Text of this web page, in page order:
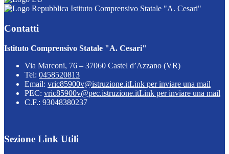
Istituto Comprensivo Statale "A. Cesari"
Contatti
Istituto Comprensivo Statale "A. Cesari"
Via Marconi, 76 – 37060 Castel d’Azzano (VR)
Tel: 0458520813
Email: vric85900v@istruzione.itLink per inviare una mail
PEC: vric85900v@pec.istruzione.itLink per inviare una mail
C.F.: 93048380237
Sezione Link Utili